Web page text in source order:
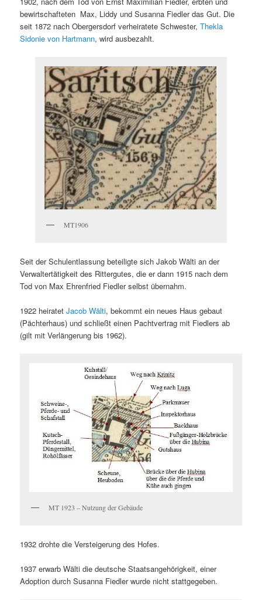
bewirtschafteten Max, Liddy und Susanna Fiedler das Gut. Die
seit 1872 nach Obergersdorf verheiratete Schwester,Thekla
Sidonie von Hartmann, wird ausbezahlt.
MT1906
Seit der Schulentlassung beteiligte sich Jakob Wälti an der
Verwaltertätigkeit des Rittergutes, die er dann 1915 nach dem
Tod von Max Ehrenfried Fiedler selbst übernahm.
1922 heiratetJacob Wälti, bekommt ein neues Haus gebaut
(Pächterhaus) und schließt einen Pachtvertrag mit Fiedlers ab
(gilt mit Verlängerung bis 1962).
MT 1923 – Nutzung der Gebäude
1932 drohte die Versteigerung des Hofes.
1937 erwarb Wälti die deutsche Staatsangehörigkeit, einer
Adoption durch Susanna Fiedler wurde nicht stattgegeben.